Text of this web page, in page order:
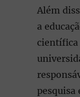
Além
a
científica
pesquisa